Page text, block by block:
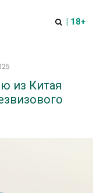
| 18+
из Китая